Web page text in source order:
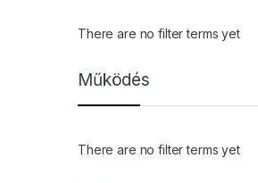
There are no filter terms yet
Működés
There are no filter terms yet